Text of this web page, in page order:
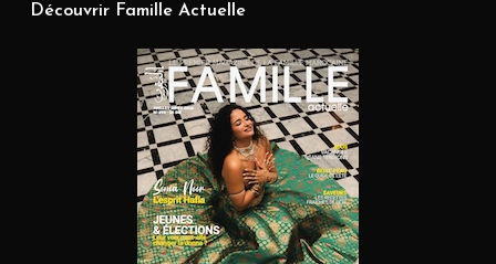
Découvrir Famille Actuelle